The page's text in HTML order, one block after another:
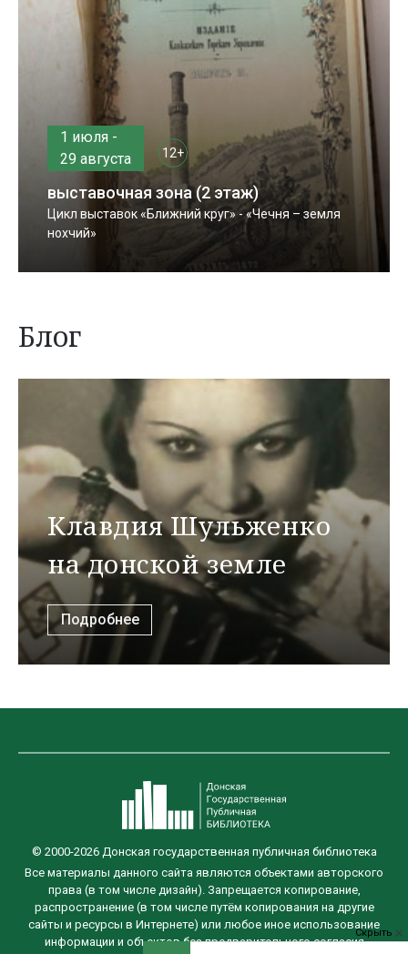
1 июля -
29 августа
12+
выставочная зона (2 этаж)
Цикл выставок «Ближний круг» - «Чечня – земля
нохчий»
Блог
Клавдия Шульженко
на донской земле
Подробнее
Скрыть
© 2000-2026 Донская государственная публичная библиотека
Все материалы данного сайта являются объектами авторского
права (в том числе дизайн). Запрещается копирование,
распространение (в том числе путём копирования на другие
сайты и ресурсы в Интернете) или любое иное использование
информации и объектов без предварительного согласия